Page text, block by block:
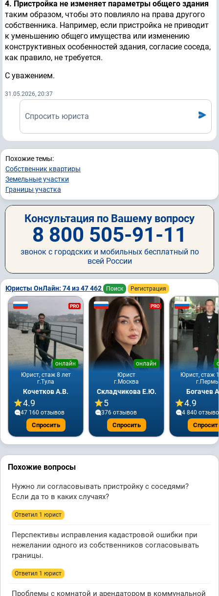
4. Пристройка не изменяет параметры общего здания
таким образом, чтобы это повлияло на права другого
собственника. Например, если пристройка не приводит
к уменьшению общего имущества или изменению
конструктивных особенностей здания, согласие соседа,
как правило, не требуется.
С уважением.
31.05.2026, 20:37
Спросить юриста
Похожие темы:
Собственник квартиры
Земельные участки
Границы участка
Консультация по Вашему вопросу
8 800 505-91-11
звонок с городских и мобильных бесплатный по
всей России
Юристы ОнЛайн: 74 из 47 462 Поиск Регистрация
PRO
Юрист, стаж 8 лет
онлайн
г.Тула
Кочетков А.В.
4.9
47 160 отзывов
Спросить
PRO
Юрист
онлайн
г.Москва
Складчикова Е.Ю.
5
376 отзывов
Спросить
Юрист, стаж
г.Пермь
Богачев
4.9
4 840
Похожие вопросы
Нужно ли согласовывать пристройку с соседями?
Если да то в каких случаях?
Ответил 1 юрист
Перспективы исправления кадастровой ошибки при
нежелании одного из собственников согласовывать
границы.
Ответил 1 юрист
Проблемы с комнатой и арендатором в коммунальной